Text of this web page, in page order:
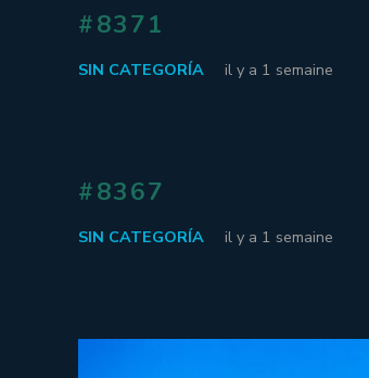
#8371
SIN CATEGORÍA il y a 1 semaine
#8367
SIN CATEGORÍA il y a 1 semaine